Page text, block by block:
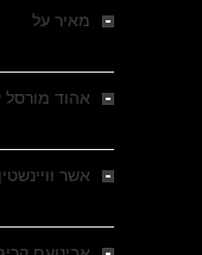
מאיר על
אהוד מורסל
אשר וויינשטין